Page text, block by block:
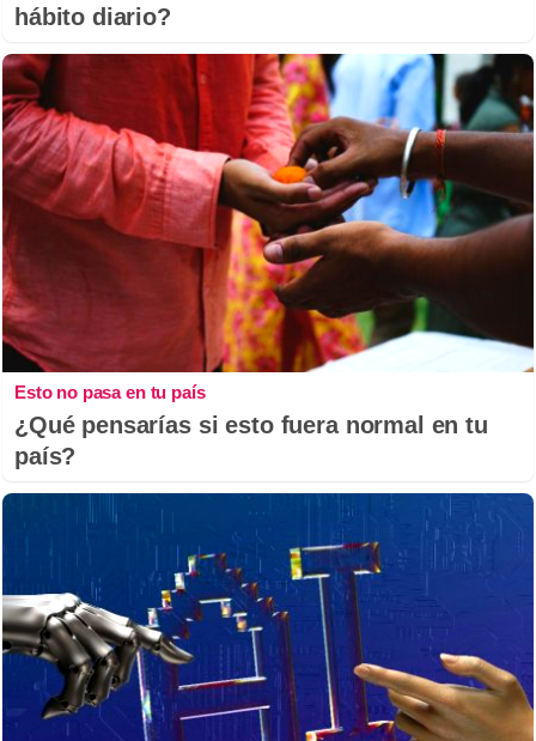
hábito diario?
Esto no pasa en tu país
¿Qué pensarías si esto fuera normal en tu
país?